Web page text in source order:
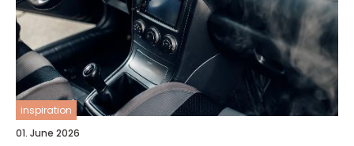
inspiration
01. June 2026